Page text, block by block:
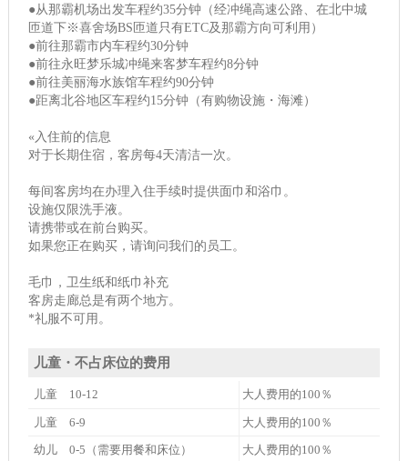
●从那霸机场出发车程约35分钟（经冲绳高速公路、在北中城
匝道下※喜舍场BS匝道只有ETC及那霸方向可利用）
●前往那霸市内车程约30分钟
●前往永旺梦乐城冲绳来客梦车程约8分钟
●前往美丽海水族馆车程约90分钟
●距离北谷地区车程约15分钟（有购物设施・海滩）
«入住前的信息
对于长期住宿，客房每4天清洁一次。
每间客房均在办理入住手续时提供面巾和浴巾。
设施仅限洗手液。
请携带或在前台购买。
如果您正在购买，请询问我们的员工。
毛巾，卫生纸和纸巾补充
客房走廊总是有两个地方。
*礼服不可用。
儿童・不占床位的费用
儿童 10-12 大人费用的100％
儿童 6-9 大人费用的100％
幼儿 0-5（需要用餐和床位） 大人费用的100％